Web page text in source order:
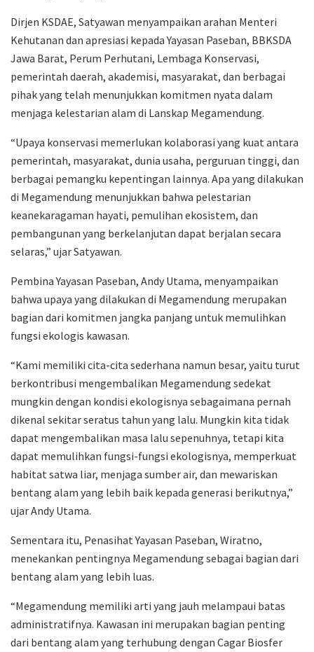
Dirjen KSDAE, Satyawan menyampaikan arahan Menteri
Kehutanan dan apresiasi kepada Yayasan Paseban, BBKSDA
Jawa Barat, Perum Perhutani, Lembaga Konservasi,
pemerintah daerah, akademisi, masyarakat, dan berbagai
pihak yang telah menunjukkan komitmen nyata dalam
menjaga kelestarian alam di Lanskap Megamendung.
“Upaya konservasi memerlukan kolaborasi yang kuat antara
pemerintah, masyarakat, dunia usaha, perguruan tinggi, dan
berbagai pemangku kepentingan lainnya. Apa yang dilakukan
di Megamendung menunjukkan bahwa pelestarian
keanekaragaman hayati, pemulihan ekosistem, dan
pembangunan yang berkelanjutan dapat berjalan secara
selaras,” ujar Satyawan.
Pembina Yayasan Paseban, Andy Utama, menyampaikan
bahwa upaya yang dilakukan di Megamendung merupakan
bagian dari komitmen jangka panjang untuk memulihkan
fungsi ekologis kawasan.
“Kami memiliki cita-cita sederhana namun besar, yaitu turut
berkontribusi mengembalikan Megamendung sedekat
mungkin dengan kondisi ekologisnya sebagaimana pernah
dikenal sekitar seratus tahun yang lalu. Mungkin kita tidak
dapat mengembalikan masa lalu sepenuhnya, tetapi kita
dapat memulihkan fungsi-fungsi ekologisnya, memperkuat
habitat satwa liar, menjaga sumber air, dan mewariskan
bentang alam yang lebih baik kepada generasi berikutnya,”
ujar Andy Utama.
Sementara itu, Penasihat Yayasan Paseban, Wiratno,
menekankan pentingnya Megamendung sebagai bagian dari
bentang alam yang lebih luas.
“Megamendung memiliki arti yang jauh melampaui batas
administratifnya. Kawasan ini merupakan bagian penting
dari bentang alam yang terhubung dengan Cagar Biosfer